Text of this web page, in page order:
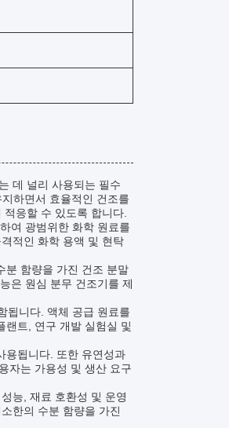
데 널리 사용되는 필수
하면서 효율적인 건조를
응할 수 있도록 합니다.
여 광범위한 화학 원료를
적인 화학 용액 및 현탁
분 함량을 가진 건조 분말
은 원심 분무 건조기를 제
됩니다. 액체 공급 원료를
랜트, 연구 개발 실험실 및
용됩니다. 또한 유연성과
자는 가용성 및 생산 요구
능, 재료 호환성 및 운영
한의 수분 함량을 가진